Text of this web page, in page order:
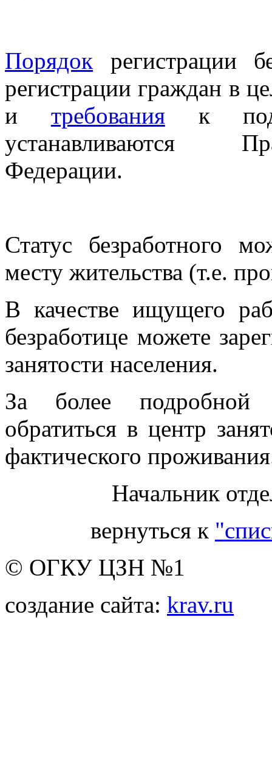
Порядок регистрации
регистрации граждан в
и требованияк
устанавливаются
Федерации.
Статус безработного
месту жительства (т.е.
В качестве ищущего
безработице можете
занятости населения.
За более подробной
обратиться в центр
фактического
Начальник
вернуться к
© ОГКУ ЦЗН №1
создание сайта: krav.ru